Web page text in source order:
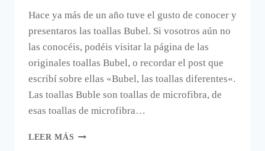
Hace ya más de un año tuve el gusto de conocer y
presentaros las toallas Bubel. Si vosotros aún no
las conocéis, podéis visitar la página de las
originales toallas Bubel, o recordar el post que
escribí sobre ellas «Bubel, las toallas diferentes«.
Las toallas Buble son toallas de microfibra, de
esas toallas de microfibra…
LEER MÁS AHORA,